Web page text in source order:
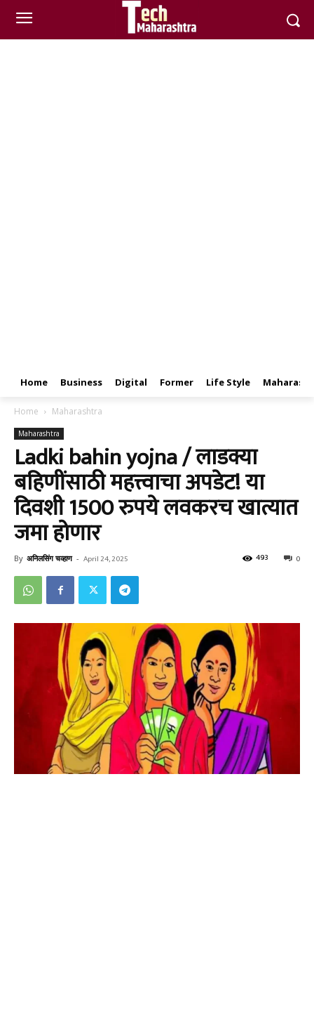
Home Business Digital Former Life Style
Home Maharashtra
Maharashtra
Ladki bahin yojna / लाडक्या
बहिणींसाठी महत्त्वाचा अपडेट! या
दिवशी 1500 रुपये लवकरच खात्यात
जमा होणार
By अनिलसिंग चव्हाण - April 24, 2025 0
493